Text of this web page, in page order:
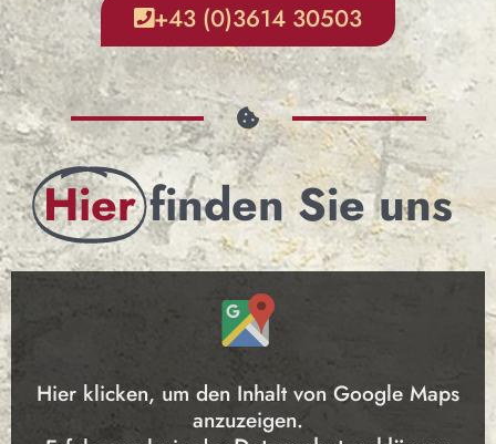
+43 (0)3614 30503
Hier finden Sie uns
Hier klicken, um den Inhalt von Google Maps
anzuzeigen.